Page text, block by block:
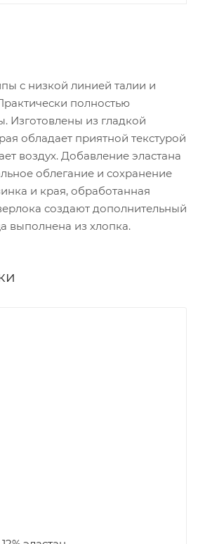
с низкой линией талии и
полностью
Изготовлены из гладкой
обладает приятной текстурой
воздух. Добавление эластана
облегание и сохранение
и края, обработанная
создают дополнительный
выполнена из хлопка.